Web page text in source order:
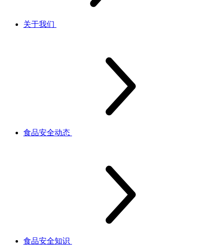
关于我们
食品安全动态
食品安全知识